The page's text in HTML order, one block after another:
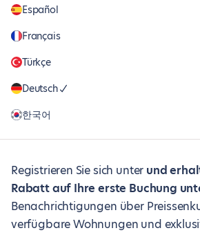
Español
Français
Türkçe
Deutsch
한국어
Registrieren Sie sich unter und
Rabatt auf Ihre erste Buchung
Benachrichtigungen über
verfügbare Wohnungen und